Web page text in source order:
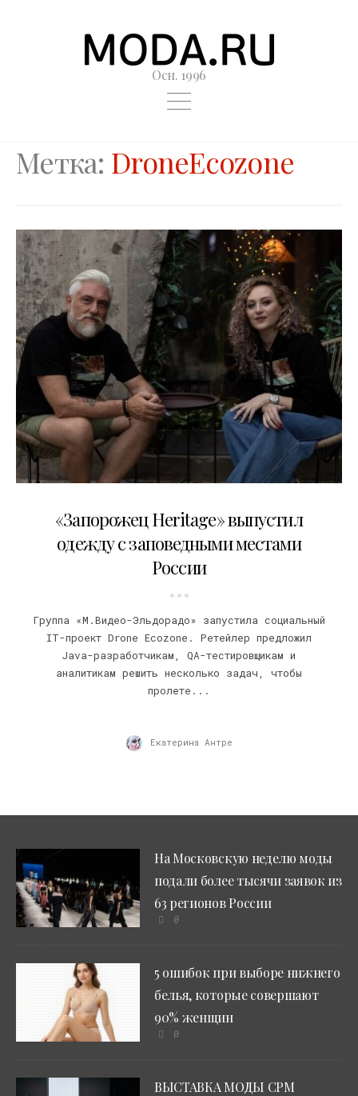
Осн. 1996
Метка: DroneEcozone
«Запорожец Heritage» выпустил
одежду с заповедными местами
России
Группа «М.Видео-Эльдорадо» запустила социальный
IT-проект Drone Ecozone. Ретейлер предложил
Java-разработчикам, QA-тестировщикам и
аналитикам решить несколько задач, чтобы
пролете...
Екатерина Антре
На Московскую неделю моды
подали более тысячи заявок из
63 регионов России
0
5 ошибок при выборе нижнего
белья, которые совершают
90% женщин
0
ВЫСТАВКА МОДЫ CPM